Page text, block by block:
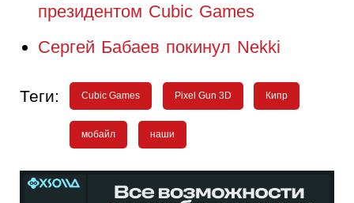
президентом Сubic Games
Сергей Бабаев покинул Nekki
Теги: Cubic Games Pixel Gun 3D Кипр
мобайл наши